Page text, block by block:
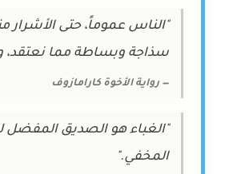
"الناس عموماً، حتى الأشرار
سذاجة وبساطة مما نعتقد،
— رواية الأخوة كارامازوف
"الغباء هو الصديق المفضل
المخفي."